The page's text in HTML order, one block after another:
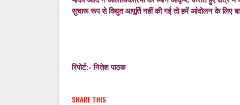
सुचारू रूप से विद्युत आपूर्ति नहीं की गई तो हमें आंदोलन के लिए
रिपोर्ट:- नितेश पाठक
SHARE THIS